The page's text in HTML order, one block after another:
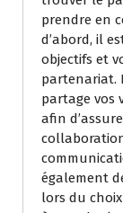
prendre en
d’abord, il
objectifs et
partenariat.
partage vos
afin
également
lors du